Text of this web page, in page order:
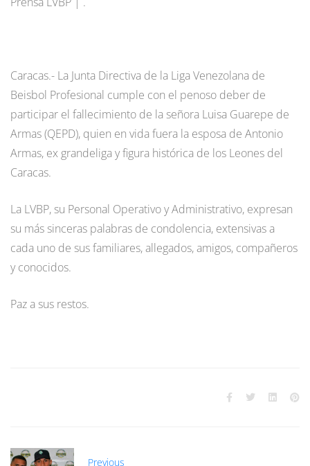
Caracas.- La Junta Directiva de la Liga Venezolana de
Beisbol Profesional cumple con el penoso deber de
participar el fallecimiento de la señora Luisa Guarepe de
Armas (QEPD), quien en vida fuera la esposa de Antonio
Armas, ex grandeliga y figura histórica de los Leones del
Caracas.
La LVBP, su Personal Operativo y Administrativo, expresan
su más sinceras palabras de condolencia, extensivas a
cada uno de sus familiares, allegados, amigos, compañeros
y conocidos.
Paz a sus restos.
Previous